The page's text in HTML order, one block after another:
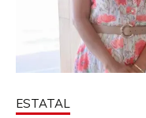
ESTATAL